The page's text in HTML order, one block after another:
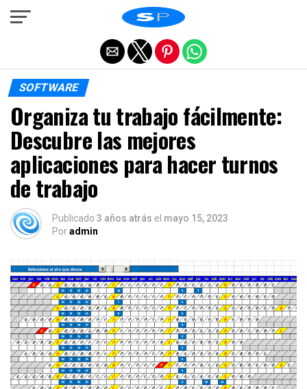
SOFTWARE
Organiza tu trabajo fácilmente:
Descubre las mejores
aplicaciones para hacer turnos
de trabajo
Publicado 3 años atrás el mayo 15, 2023
Poradmin
Salir de la versión móvil